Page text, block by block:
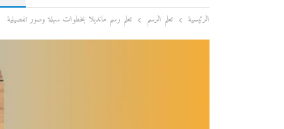
الرئيسية تعلم الرسم تعلم رسم مانديلا بخطوات سهلة وصور تفصيلية